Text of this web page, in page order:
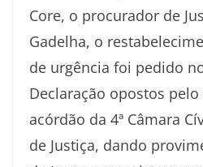
Core, o procurador de
Gadelha, o
de urgência foi pedido
Declaração opostos pelo
acórdão da 4ª Câmara
de Justiça, dando